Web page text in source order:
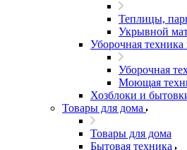
Теплицы,
Укрывной
Уборочная техника
Уборочная
Моющая
Хозблоки и
Товары для дома
Товары для дома
Бытовая техника